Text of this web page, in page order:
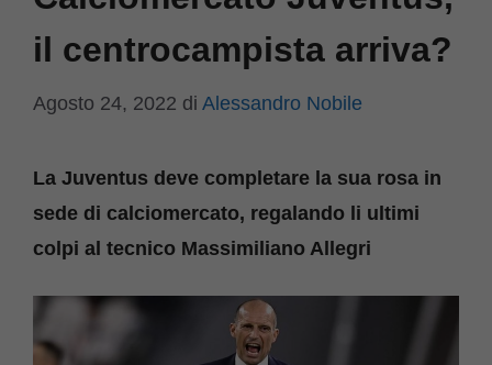
il centrocampista arriva?
Agosto 24, 2022 di Alessandro Nobile
La Juventus deve completare la sua rosa in
sede di calciomercato, regalando li ultimi
colpi al tecnico Massimiliano Allegri